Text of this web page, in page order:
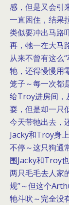
感，但是又会引
一直困住，结果
类似要冲出马路
再，牠一在大马
从来不曾有这么
牠，还得慢慢用
笼子～每一次都
给Troy进房间，
耍，但是却一只
今天带牠出去，
Jacky和Troy身
不停～这只狗通
围Jacky和Troy
两只毛毛去人家
规”～但这个
牠斗吠～完全没